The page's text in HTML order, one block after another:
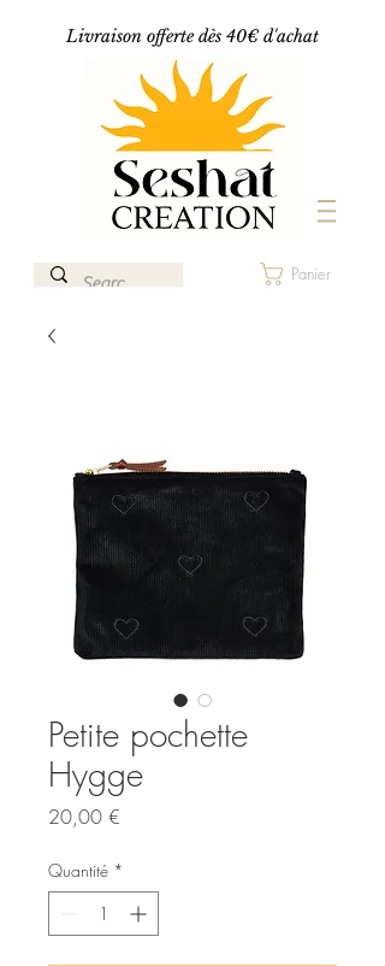
Livraison offerte dès 40€ d'achat
Panier
Petite pochette
Hygge
20,00 €
Quantité *